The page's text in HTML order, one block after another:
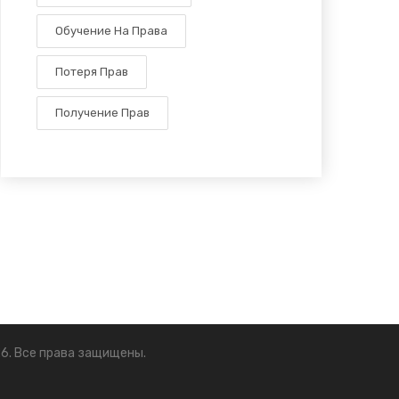
Обучение На Права
Потеря Прав
Получение Прав
Все права защищены.